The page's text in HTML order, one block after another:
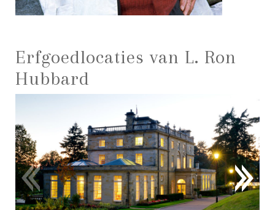
Erfgoedlocaties van L. Ron
Hubbard